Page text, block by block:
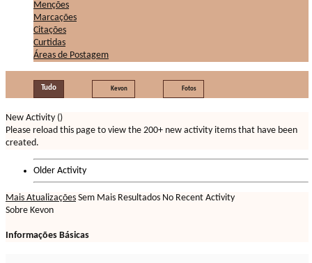
Menções
Marcações
Citações
Curtidas
Áreas de Postagem
Tudo Kevon Fotos
New Activity ()
Please reload this page to view the 200+ new activity items that have been
created.
Older Activity
Mais Atualizações Sem Mais Resultados No Recent Activity
Sobre Kevon
Informações Básicas